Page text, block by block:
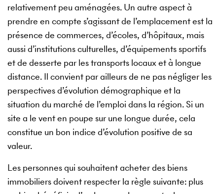
relativement peu aménagées. Un autre aspect à
prendre en compte s’agissant de l’emplacement est la
présence de commerces, d’écoles, d’hôpitaux, mais
aussi d’institutions culturelles, d’équipements sportifs
et de desserte par les transports locaux et à longue
distance. Il convient par ailleurs de ne pas négliger les
perspectives d’évolution démographique et la
situation du marché de l’emploi dans la région. Si un
site a le vent en poupe sur une longue durée, cela
constitue un bon indice d’évolution positive de sa
valeur.
Les personnes qui souhaitent acheter des biens
immobiliers doivent respecter la règle suivante: plus